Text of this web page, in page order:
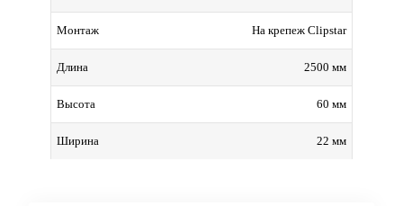
Монтаж На крепеж Clipstar
Длина 2500 мм
Высота 60 мм
Ширина 22 мм